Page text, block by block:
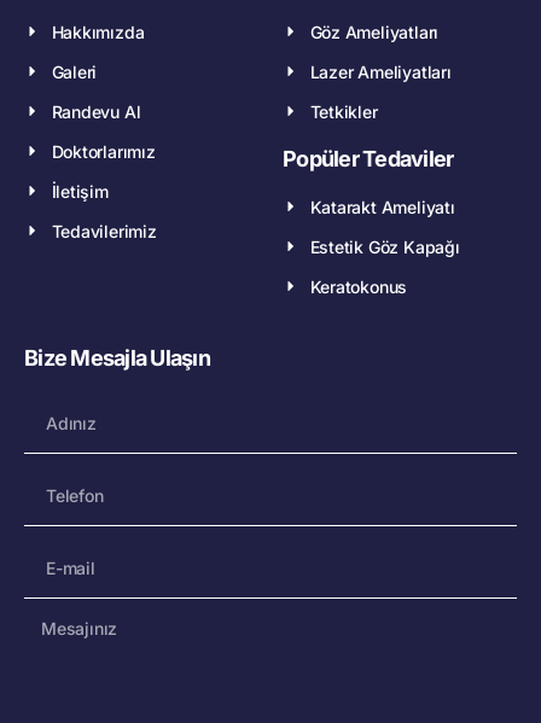
Hakkımızda
Galeri
Randevu Al
Doktorlarımız
İletişim
Tedavilerimiz
Göz Ameliyatları
Lazer Ameliyatları
Tetkikler
Popüler Tedaviler
Katarakt Ameliyatı
Estetik Göz Kapağı
Keratokonus
Bize Mesajla Ulaşın